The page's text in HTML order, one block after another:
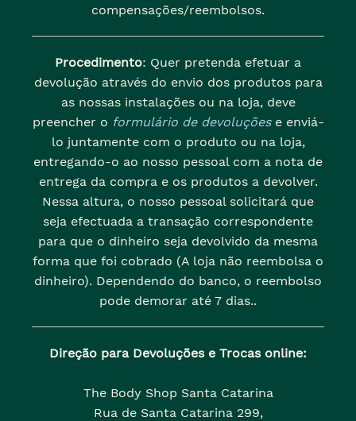
compensações/reembolsos.
Procedimento: Quer pretenda efetuar a
devolução através do envio dos produtos para
as nossas instalações ou na loja, deve
preencher o formulário de devoluçõese enviá-
lo juntamente com o produto ou na loja,
entregando-o ao nosso pessoal com a nota de
entrega da compra e os produtos a devolver.
Nessa altura, o nosso pessoal solicitará que
seja efectuada a transação correspondente
para que o dinheiro seja devolvido da mesma
forma que foi cobrado (A loja não reembolsa o
dinheiro). Dependendo do banco, o reembolso
pode demorar até 7 dias..
Direção para Devoluções e Trocas online:
The Body Shop Santa Catarina
Rua de Santa Catarina 299,